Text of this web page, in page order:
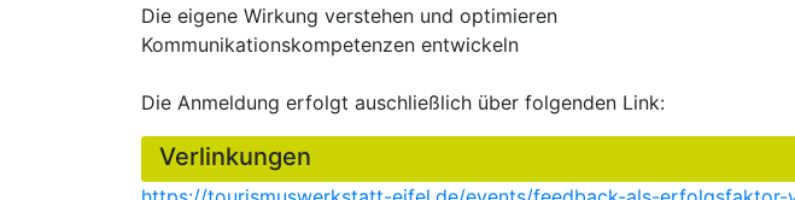
Die eigene Wirkung verstehen und optimieren
Kommunikationskompetenzen entwickeln
Die Anmeldung erfolgt auschließlich über folgenden Link:
Verlinkungen